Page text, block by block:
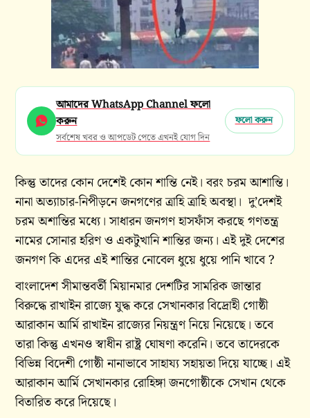
আমাদের WhatsApp Channel ফলো
করুন
সর্বশেষ খবর ও আপডেট পেতে এখনই যোগ দিন
ফলো করুন
কিন্তু তাদের কোন দেশেই কোন শান্তি নেই। বরং চরম আশান্তি।
নানা অত্যাচার-নিপীড়নে জনগণের ত্রাহি ত্রাহি অবস্থা। দু’দেশই
চরম অশান্তির মধ্যে। সাধারন জনগণ হাসফাঁস করছে গণতন্ত্র
নামের সোনার হরিণ ও একটুখানি শান্তির জন্য। এই দুই দেশের
জনগণ কি এদের এই শান্তির নোবেল ধুয়ে ধুয়ে পানি খাবে ?
বাংলাদেশ সীমান্তবর্তী মিয়ানমার দেশটির সামরিক জান্তার
বিরুদ্ধে রাখাইন রাজ্যে যুদ্ধ করে সেখানকার বিদ্রোহী গোষ্ঠী
আরাকান আর্মি রাখাইন রাজ্যের নিয়ন্ত্রণ নিয়ে নিয়েছে। তবে
তারা কিন্তু এখনও স্বাধীন রাষ্ট্র ঘোষণা করেনি। তবে তাদেরকে
বিভিন্ন বিদেশী গোষ্ঠী নানাভাবে সাহায্য সহায়তা দিয়ে যাচ্ছে। এই
আরাকান আর্মি সেখানকার রোহিঙ্গা জনগোষ্ঠীকে সেখান থেকে
বিতারিত করে দিয়েছে।